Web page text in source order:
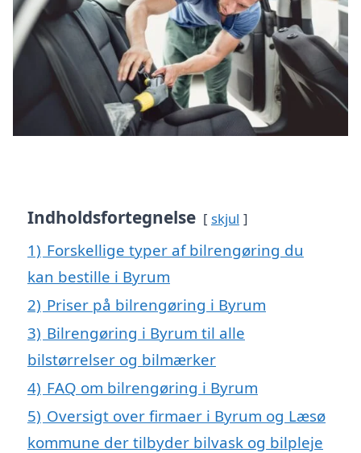
Indholdsfortegnelse skjul
1) Forskellige typer af bilrengøring du
kan bestille i Byrum
2) Priser på bilrengøring i Byrum
3) Bilrengøring i Byrum til alle
bilstørrelser og bilmærker
4) FAQ om bilrengøring i Byrum
5) Oversigt over firmaer i Byrum og Læsø
kommune der tilbyder bilvask og bilpleje